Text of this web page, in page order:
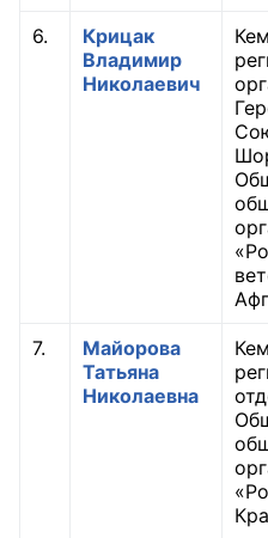
Соглашения
Рекомендации
Порядок работы ЦОН
УСТАВ ГКУ
Доходы
6.
Крицак
Владимир
Николаевич
7.
Майорова
Татьяна
Николаевна